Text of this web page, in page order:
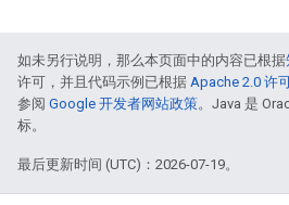
如未另行说明，那么本页面中的内容已根据
许可，并且代码示例已根据 Apache 2.0 许
参阅 Google 开发者网站政策。Java 是
标。
最后更新时间 (UTC)：2026-07-19。